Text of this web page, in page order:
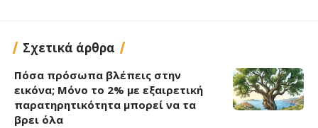
Σχετικά άρθρα
Πόσα πρόσωπα βλέπεις στην
εικόνα; Μόνο το 2% με εξαιρετική
παρατηρητικότητα μπορεί να τα
βρει όλα